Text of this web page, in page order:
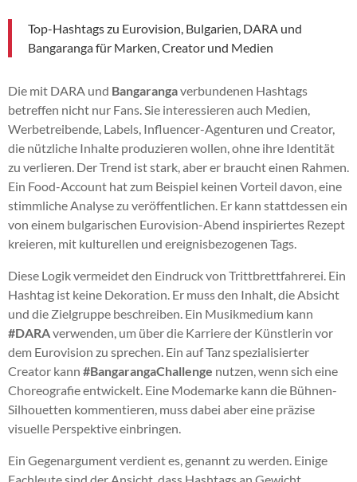
Top-Hashtags zu Eurovision, Bulgarien, DARA und
Bangaranga für Marken, Creator und Medien
Die mit DARA und Bangarangaverbundenen Hashtags
betreffen nicht nur Fans. Sie interessieren auch Medien,
Werbetreibende, Labels, Influencer-Agenturen und Creator,
die nützliche Inhalte produzieren wollen, ohne ihre Identität
zu verlieren. Der Trend ist stark, aber er braucht einen Rahmen.
Ein Food-Account hat zum Beispiel keinen Vorteil davon, eine
stimmliche Analyse zu veröffentlichen. Er kann stattdessen ein
von einem bulgarischen Eurovision-Abend inspiriertes Rezept
kreieren, mit kulturellen und ereignisbezogenen Tags.
Diese Logik vermeidet den Eindruck von Trittbrettfahrerei. Ein
Hashtag ist keine Dekoration. Er muss den Inhalt, die Absicht
und die Zielgruppe beschreiben. Ein Musikmedium kann
#DARAverwenden, um über die Karriere der Künstlerin vor
dem Eurovision zu sprechen. Ein auf Tanz spezialisierter
Creator kann #BangarangaChallenge nutzen, wenn sich eine
Choreografie entwickelt. Eine Modemarke kann die Bühnen-
Silhouetten kommentieren, muss dabei aber eine präzise
visuelle Perspektive einbringen.
Ein Gegenargument verdient es, genannt zu werden. Einige
Fachleute sind der Ansicht, dass Hashtags an Gewicht